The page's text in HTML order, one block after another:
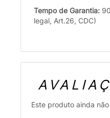
Tempo de Garantia:
legal, Art.26, CDC)
Este produto ainda